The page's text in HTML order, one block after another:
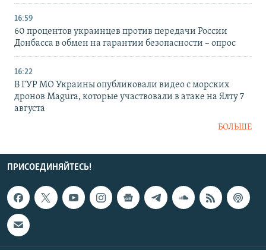
16:59
60 процентов украинцев против передачи России
Донбасса в обмен на гарантии безопасности – опрос
16:22
В ГУР МО Украины опубликовали видео с морских
дронов Magura, которые участвовали в атаке на Ялту 7
августа
БОЛЬШЕ
ПРИСОЕДИНЯЙТЕСЬ!